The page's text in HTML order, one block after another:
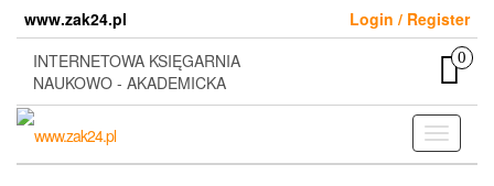
content
www.zak24.pl
Login / Register
INTERNETOWA KSIĘGARNIA
NAUKOWO - AKADEMICKA
0
Toggle